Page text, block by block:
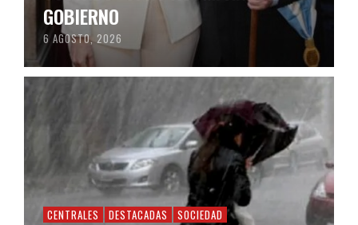
GOBIERNO
6 AGOSTO, 2026
CENTRALES DESTACADAS SOCIEDAD